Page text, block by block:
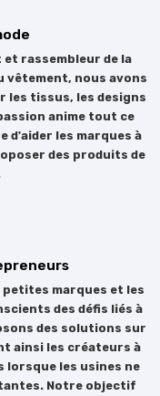
rassembleur de la
vêtement, nous avons
les tissus, les designs
anime tout ce
d'aider les marques à
des produits de
marques et les
des défis liés à
des solutions sur
ainsi les créateurs à
les usines ne
Notre objectif